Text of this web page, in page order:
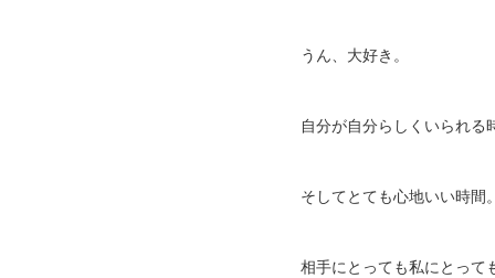
うん、大好き。
自分が自分らしくいられる
そしてとても心地いい時間
相手にとっても私にとって